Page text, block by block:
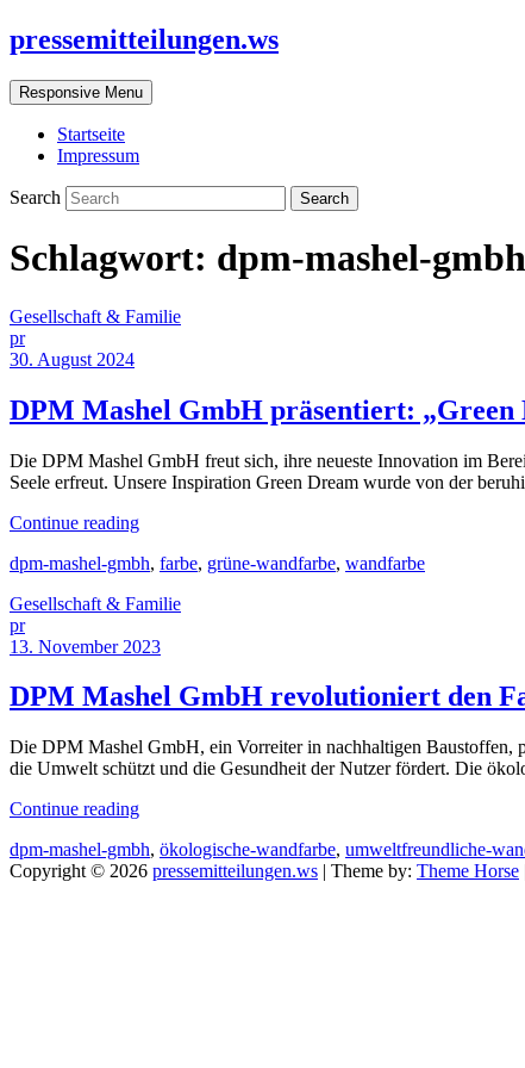
pressemitteilungen.ws
Responsive Menu
Startseite
Impressum
Search
Schlagwort: dpm-mashel-gmbh
Gesellschaft & Familie
pr
30. August 2024
DPM Mashel GmbH präsentiert: „Green
Die DPM Mashel GmbH freut sich, ihre neueste Innovation im
Seele erfreut. Unsere Inspiration Green Dream wurde von der
Continue reading
dpm-mashel-gmbh, farbe, grüne-wandfarbe, wandfarbe
Gesellschaft & Familie
pr
13. November 2023
DPM Mashel GmbH revolutioniert den
Die DPM Mashel GmbH, ein Vorreiter in nachhaltigen Baustoffen,
die Umwelt schützt und die Gesundheit der Nutzer fördert. Die
Continue reading
dpm-mashel-gmbh, ökologische-wandfarbe, umweltfreundliche-
Copyright © 2026 pressemitteilungen.ws | Theme by: Theme Horse